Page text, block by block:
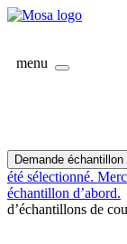
menu
Demande échantillon
été sélectionné.
échantillon d’abord.
d’échantillons de